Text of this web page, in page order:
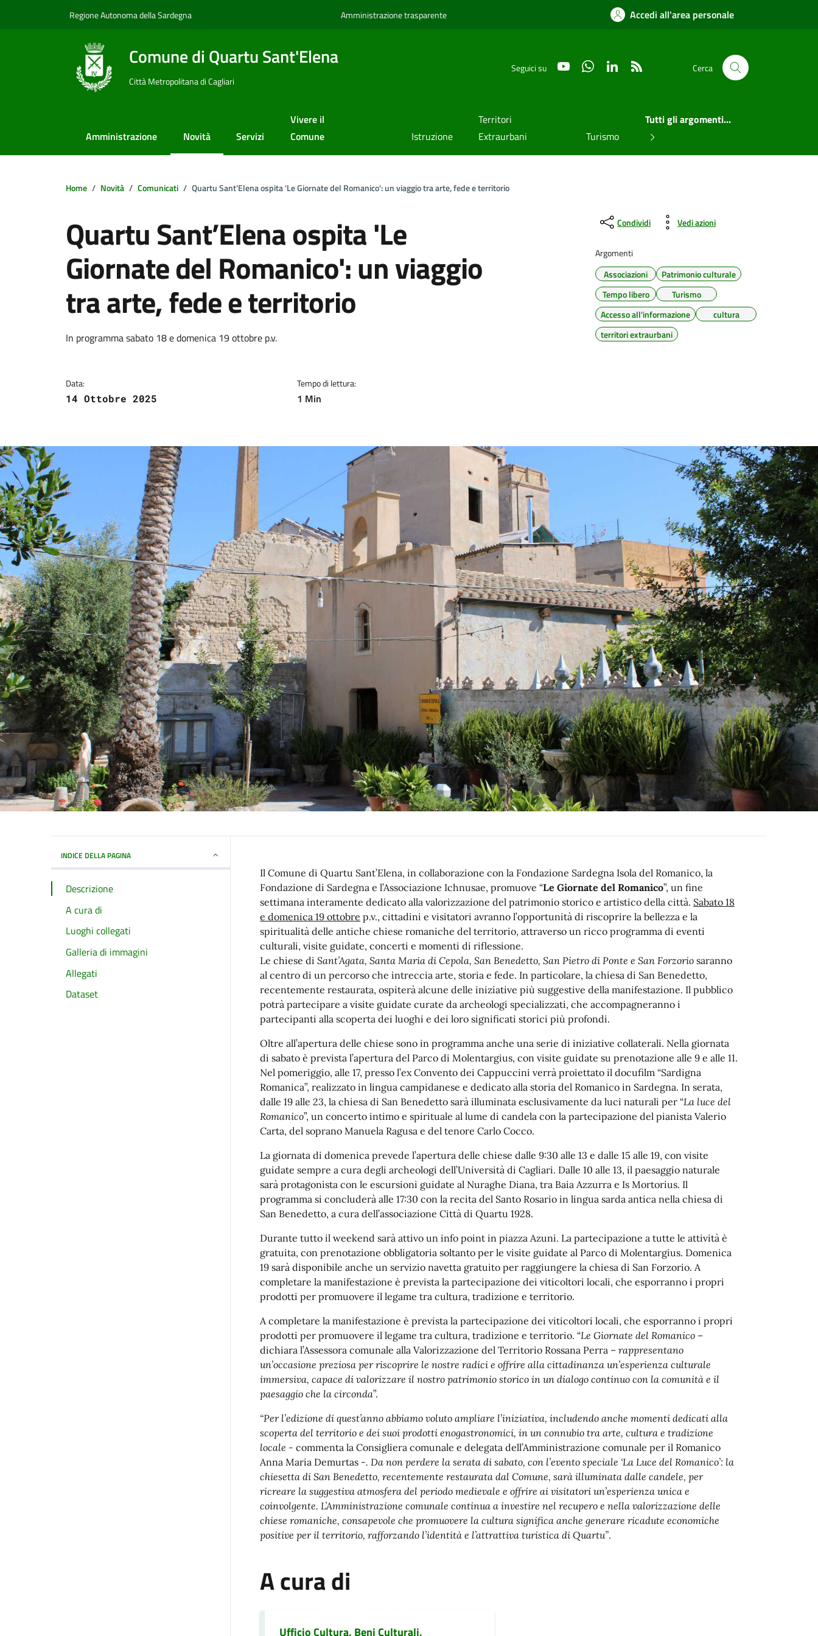
Regione Autonoma della Sardegna Amministrazione trasparente Accedi all'area personale
Comune di Quartu Sant'Elena
Città Metropolitana di Cagliari
Seguici su YouTube WhatsAppLinkedIn Cerca
Amministrazione Novità Servizi
Vivere il
Comune
Istruzione
Territori
Extraurbani
Turismo
Tutti gli argomenti...
Home Novità Comunicati Quartu Sant’Elena ospita 'Le Giornate del Romanico': un viaggio tra arte, fede e territorio
Quartu Sant’Elena ospita 'Le
Giornate del Romanico': un viaggio
tra arte, fede e territorio
Dettagli della notizia
In programma sabato 18 e domenica 19 ottobre p.v.
Data:
14 Ottobre 2025
Tempo di lettura:
1 Min
Condividi Vedi azioni
Argomenti
Associazioni
Patrimonio culturale
Tempo libero
Turismo
Accesso all'informazione
cultura
territori extraurbani
INDICE DELLA PAGINA
Descrizione
A cura di
Luoghi collegati
Galleria di immagini
Allegati
Dataset
Il Comune di Quartu Sant’Elena, in collaborazione con la Fondazione Sardegna Isola del Romanico, la
Fondazione di Sardegna e l’Associazione Ichnusae, promuove “Le Giornate del Romanico”, un fine
settimana interamente dedicato alla valorizzazione del patrimonio storico e artistico della città. Sabato 18
e domenica 19 ottobre p.v., cittadini e visitatori avranno l’opportunità di riscoprire la bellezza e la
spiritualità delle antiche chiese romaniche del territorio, attraverso un ricco programma di eventi
culturali, visite guidate, concerti e momenti di riflessione.
Le chiese di Sant’Agata, Santa Maria di Cepola, San Benedetto, San Pietro di Ponte e San Forzorio saranno
al centro di un percorso che intreccia arte, storia e fede. In particolare, la chiesa di San Benedetto,
recentemente restaurata, ospiterà alcune delle iniziative più suggestive della manifestazione. Il pubblico
potrà partecipare a visite guidate curate da archeologi specializzati, che accompagneranno i
partecipanti alla scoperta dei luoghi e dei loro significati storici più profondi.
Oltre all’apertura delle chiese sono in programma anche una serie di iniziative collaterali. Nella giornata
di sabato è prevista l’apertura del Parco di Molentargius, con visite guidate su prenotazione alle 9 e alle 11.
Nel pomeriggio, alle 17, presso l’ex Convento dei Cappuccini verrà proiettato il docufilm “Sardigna
Romanica”, realizzato in lingua campidanese e dedicato alla storia del Romanico in Sardegna. In serata,
dalle 19 alle 23, la chiesa di San Benedetto sarà illuminata esclusivamente da luci naturali per “La luce del
Romanico”, un concerto intimo e spirituale al lume di candela con la partecipazione del pianista Valerio
Carta, del soprano Manuela Ragusa e del tenore Carlo Cocco.
La giornata di domenica prevede l’apertura delle chiese dalle 9:30 alle 13 e dalle 15 alle 19, con visite
guidate sempre a cura degli archeologi dell’Università di Cagliari. Dalle 10 alle 13, il paesaggio naturale
sarà protagonista con le escursioni guidate al Nuraghe Diana, tra Baia Azzurra e Is Mortorius. Il
programma si concluderà alle 17:30 con la recita del Santo Rosario in lingua sarda antica nella chiesa di
San Benedetto, a cura dell’associazione Città di Quartu 1928.
Durante tutto il weekend sarà attivo un info point in piazza Azuni. La partecipazione a tutte le attività è
gratuita, con prenotazione obbligatoria soltanto per le visite guidate al Parco di Molentargius. Domenica
19 sarà disponibile anche un servizio navetta gratuito per raggiungere la chiesa di San Forzorio. A
completare la manifestazione è prevista la partecipazione dei viticoltori locali, che esporranno i propri
prodotti per promuovere il legame tra cultura, tradizione e territorio.
A completare la manifestazione è prevista la partecipazione dei viticoltori locali, che esporranno i propri
prodotti per promuovere il legame tra cultura, tradizione e territorio. “Le Giornate del Romanico –
dichiara l’Assessora comunale alla Valorizzazione del Territorio Rossana Perra – rappresentano
un’occasione preziosa per riscoprire le nostre radici e offrire alla cittadinanza un’esperienza culturale
immersiva, capace di valorizzare il nostro patrimonio storico in un dialogo continuo con la comunità e il
paesaggio che la circonda”.
“Per l’edizione di quest’anno abbiamo voluto ampliare l’iniziativa, includendo anche momenti dedicati alla
scoperta del territorio e dei suoi prodotti enogastronomici, in un connubio tra arte, cultura e tradizione
locale - commenta la Consigliera comunale e delegata dell’Amministrazione comunale per il Romanico
Anna Maria Demurtas -. Da non perdere la serata di sabato, con l’evento speciale ‘La Luce del Romanico’: la
chiesetta di San Benedetto, recentemente restaurata dal Comune, sarà illuminata dalle candele, per
ricreare la suggestiva atmosfera del periodo medievale e offrire ai visitatori un’esperienza unica e
coinvolgente. L’Amministrazione comunale continua a investire nel recupero e nella valorizzazione delle
chiese romaniche, consapevole che promuovere la cultura significa anche generare ricadute economiche
positive per il territorio, rafforzando l’identità e l’attrattiva turistica di Quartu”.
A cura di
Ufficio Cultura, Beni Culturali,